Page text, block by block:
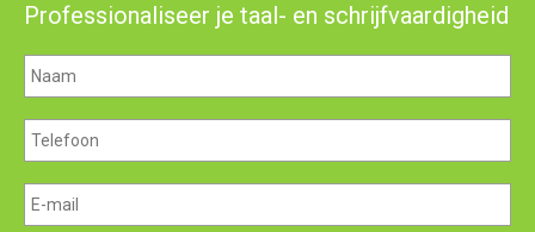
Professionaliseer je taal- en schrijfvaardigheid